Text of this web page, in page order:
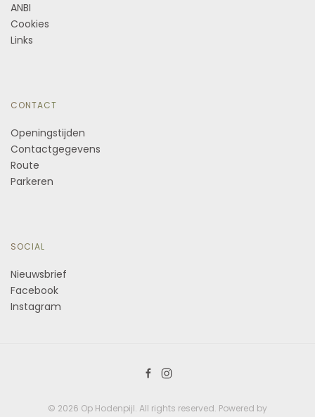
ANBI
Cookies
Links
CONTACT
Openingstijden
Contactgegevens
Route
Parkeren
SOCIAL
Nieuwsbrief
Facebook
Instagram
© 2026 Op Hodenpijl. All rights reserved. Powered by